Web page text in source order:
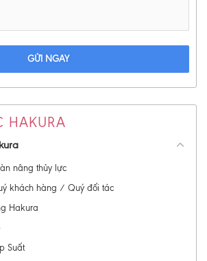
GỬI NGAY
HAKURA
nâng thủy lực
khách hàng / Quý đối tác
Hakura
Suất